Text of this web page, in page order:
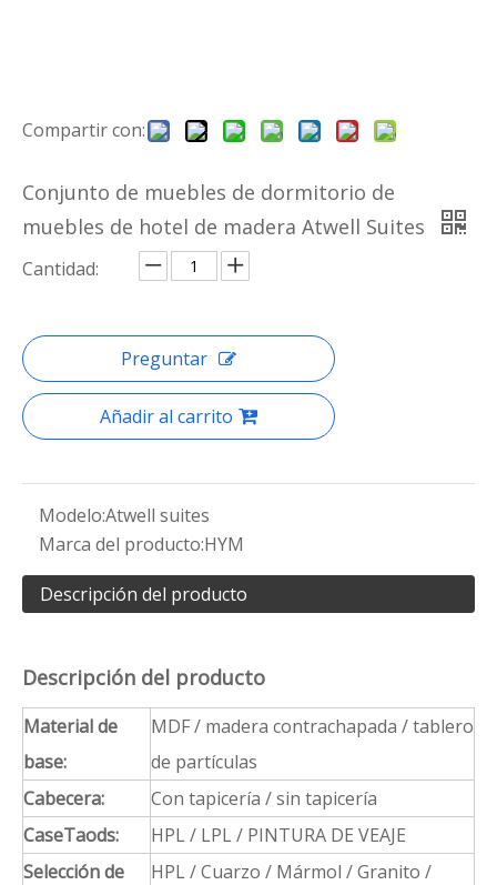
Compartir con:
Conjunto de muebles de dormitorio de
muebles de hotel de madera Atwell Suites
Cantidad:
Preguntar
Añadir al carrito
Modelo:Atwell suites
Marca del producto:HYM
Descripción del producto
Descripción del producto
Material de
base:
MDF / madera contrachapada / tablero
de partículas
Cabecera:
Con tapicería / sin tapicería
CaseTaods:
HPL / LPL / PINTURA DE VEAJE
Selección de
HPL / Cuarzo / Mármol / Granito /